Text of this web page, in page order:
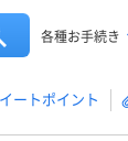
各種お手続き
ートポイント